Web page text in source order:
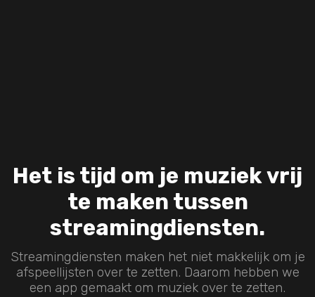
Het is tijd om je muziek vrij
te maken tussen
streamingdiensten.
Streamingdiensten maken het niet makkelijk om je
afspeellijsten over te zetten. Daarom hebben we
een app gemaakt om muziek over te zetten.